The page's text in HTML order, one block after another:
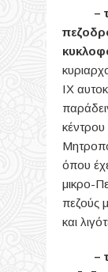
–
ΙΧ
κέντρου
όπου
μικρο-
πεζούς
και
–